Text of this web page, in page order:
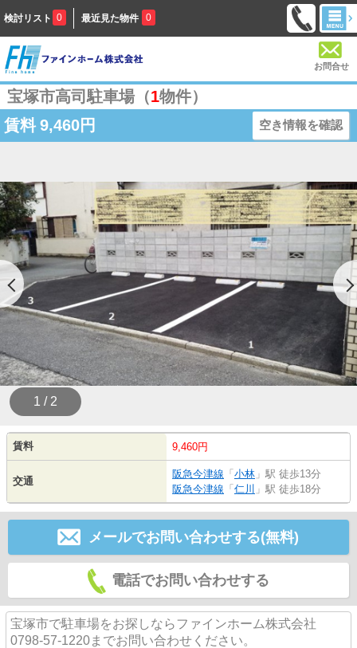
検討リスト 0 最近見た物件 0
お問合せ
宝塚市高司駐車場（1物件）
賃料 9,460円 空き情報を確認
1 / 2
賃料 9,460円
交通
阪急今津線 「小林 」駅 徒歩13分
阪急今津線 「仁川 」駅 徒歩18分
メールでお問い合わせする(無料)
電話でお問い合わせする
宝塚市で駐車場をお探しならファインホーム株式会社
0798-57-1220までお問い合わせください。